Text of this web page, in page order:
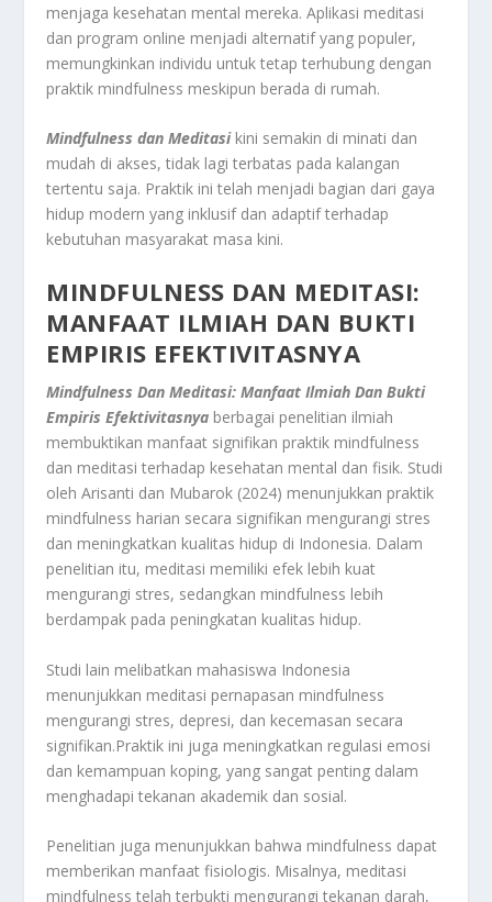
menjaga kesehatan mental mereka. Aplikasi meditasi
dan program online menjadi alternatif yang populer,
memungkinkan individu untuk tetap terhubung dengan
praktik mindfulness meskipun berada di rumah.
Mindfulness dan Meditasikini semakin di minati dan
mudah di akses, tidak lagi terbatas pada kalangan
tertentu saja. Praktik ini telah menjadi bagian dari gaya
hidup modern yang inklusif dan adaptif terhadap
kebutuhan masyarakat masa kini.
MINDFULNESS DAN MEDITASI:
MANFAAT ILMIAH DAN BUKTI
EMPIRIS EFEKTIVITASNYA
Mindfulness Dan Meditasi: Manfaat Ilmiah Dan Bukti
Empiris Efektivitasnya berbagai penelitian ilmiah
membuktikan manfaat signifikan praktik mindfulness
dan meditasi terhadap kesehatan mental dan fisik. Studi
oleh Arisanti dan Mubarok (2024) menunjukkan praktik
mindfulness harian secara signifikan mengurangi stres
dan meningkatkan kualitas hidup di Indonesia. Dalam
penelitian itu, meditasi memiliki efek lebih kuat
mengurangi stres, sedangkan mindfulness lebih
berdampak pada peningkatan kualitas hidup.
Studi lain melibatkan mahasiswa Indonesia
menunjukkan meditasi pernapasan mindfulness
mengurangi stres, depresi, dan kecemasan secara
signifikan.Praktik ini juga meningkatkan regulasi emosi
dan kemampuan koping, yang sangat penting dalam
menghadapi tekanan akademik dan sosial.
Penelitian juga menunjukkan bahwa mindfulness dapat
memberikan manfaat fisiologis. Misalnya, meditasi
mindfulness telah terbukti mengurangi tekanan darah,